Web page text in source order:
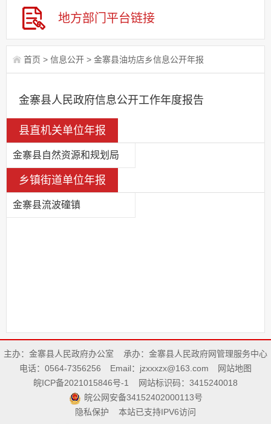
地方部门 平台链接
首页 > 信息公开 > 金寨县油坊店乡信息公开年报
金寨县人民政府信息公开工作年度报告
县直机关单位年报
金寨县自然资源和规划局
乡镇街道单位年报
金寨县流波䃥镇
主办：金寨县人民政府办公室
承办：金寨县人民政府网管理服务中心
电话：0564-7356256
Email：jzxxxzx@163.com
网站地图
皖ICP备2021015846号-1
网站标识码：3415240018
皖公网安备34152402000113号
隐私保护
本站已支持IPV6访问